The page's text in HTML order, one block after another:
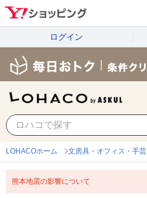
ログイン
LOHACOホーム 文房具・オフィス・手芸
熊本地震の影響について